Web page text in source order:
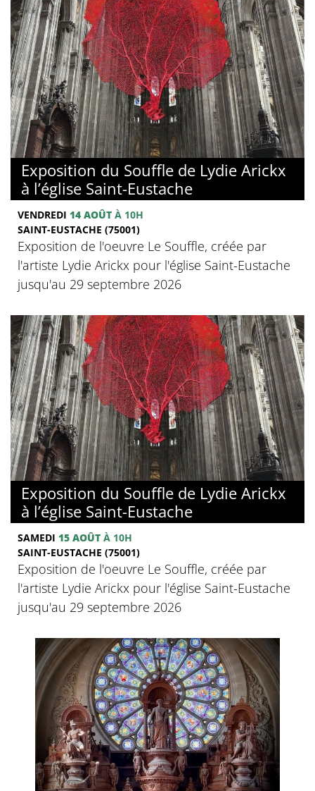
Exposition du Souffle de Lydie Arickx
à l’église Saint-Eustache
VENDREDI 14 AOÛT À 10H
SAINT-EUSTACHE (75001)
Exposition de l'oeuvre Le Souffle, créée par
l'artiste Lydie Arickx pour l'église Saint-Eustache
jusqu'au 29 septembre 2026
Exposition du Souffle de Lydie Arickx
à l’église Saint-Eustache
SAMEDI 15 AOÛT À 10H
SAINT-EUSTACHE (75001)
Exposition de l'oeuvre Le Souffle, créée par
l'artiste Lydie Arickx pour l'église Saint-Eustache
jusqu'au 29 septembre 2026